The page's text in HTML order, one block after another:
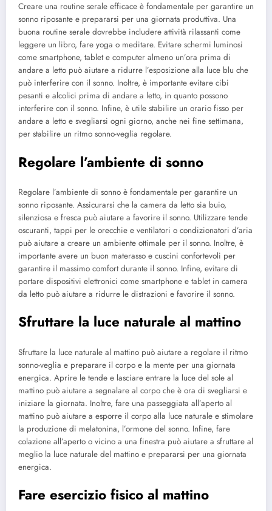
Creare una routine serale efficace è fondamentale per garantire un
sonno riposante e prepararsi per una giornata produttiva. Una
buona routine serale dovrebbe includere attività rilassanti come
leggere un libro, fare yoga o meditare. Evitare schermi luminosi
come smartphone, tablet e computer almeno un’ora prima di
andare a letto può aiutare a ridurre l’esposizione alla luce blu che
può interferire con il sonno. Inoltre, è importante evitare cibi
pesanti e alcolici prima di andare a letto, in quanto possono
interferire con il sonno. Infine, è utile stabilire un orario fisso per
andare a letto e svegliarsi ogni giorno, anche nei fine settimana,
per stabilire un ritmo sonno-veglia regolare.
Regolare l’ambiente di sonno
Regolare l’ambiente di sonno è fondamentale per garantire un
sonno riposante. Assicurarsi che la camera da letto sia buio,
silenziosa e fresca può aiutare a favorire il sonno. Utilizzare tende
oscuranti, tappi per le orecchie e ventilatori o condizionatori d’aria
può aiutare a creare un ambiente ottimale per il sonno. Inoltre, è
importante avere un buon materasso e cuscini confortevoli per
garantire il massimo comfort durante il sonno. Infine, evitare di
portare dispositivi elettronici come smartphone e tablet in camera
da letto può aiutare a ridurre le distrazioni e favorire il sonno.
Sfruttare la luce naturale al mattino
Sfruttare la luce naturale al mattino può aiutare a regolare il ritmo
sonno-veglia e preparare il corpo e la mente per una giornata
energica. Aprire le tende e lasciare entrare la luce del sole al
mattino può aiutare a segnalare al corpo che è ora di svegliarsi e
iniziare la giornata. Inoltre, fare una passeggiata all’aperto al
mattino può aiutare a esporre il corpo alla luce naturale e stimolare
la produzione di melatonina, l’ormone del sonno. Infine, fare
colazione all’aperto o vicino a una finestra può aiutare a sfruttare al
meglio la luce naturale del mattino e prepararsi per una giornata
energica.
Fare esercizio fisico al mattino